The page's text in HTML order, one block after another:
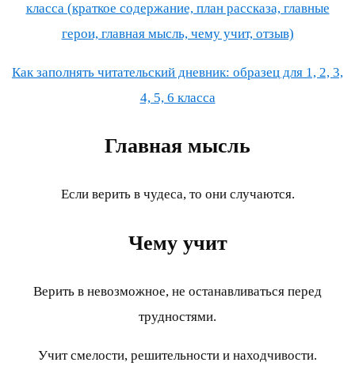
класса (краткое содержание, план рассказа, главные
герои, главная мысль, чему учит, отзыв)
Как заполнять читательский дневник: образец для 1, 2, 3,
4, 5, 6 класса
Главная мысль
Если верить в чудеса, то они случаются.
Чему учит
Верить в невозможное, не останавливаться перед
трудностями.
Учит смелости, решительности и находчивости.